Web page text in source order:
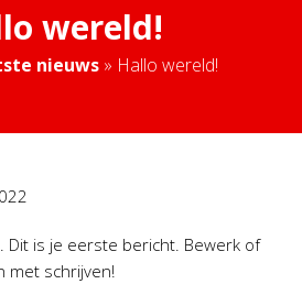
wereld!
nieuws » Hallo wereld!
Dit is je eerste bericht. Bewerk of
met schrijven!